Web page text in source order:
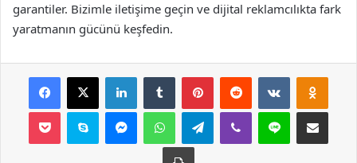
garantiler. Bizimle iletişime geçin ve dijital reklamcılıkta fark
yaratmanın gücünü keşfedin.
Facebook
X LinkedInTumblr PinterestReddit VKontakte
Pocket Skype MessengerWhatsAppTelegramViber Line E-Posta ile
Yazdır